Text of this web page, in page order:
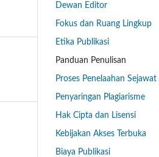
Dewan Editor
Fokus dan Ruang Lingkup
Etika Publikasi
Panduan Penulisan
Proses Penelaahan Sejawat
Penyaringan Plagiarisme
Hak Cipta dan Lisensi
Kebijakan Akses Terbuka
Biaya Publikasi